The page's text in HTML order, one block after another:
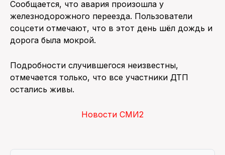
Сообщается, что авария произошла у
железнодорожного переезда. Пользователи
соцсети отмечают, что в этот день шёл дождь и
дорога была мокрой.
Подробности случившегося неизвестны,
отмечается только, что все участники ДТП
остались живы.
Новости СМИ2